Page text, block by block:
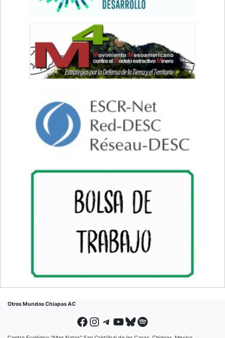
Otros Mundos Chiapas AC
Facebook Instagram Telegram YouTube Bluesky Spotify